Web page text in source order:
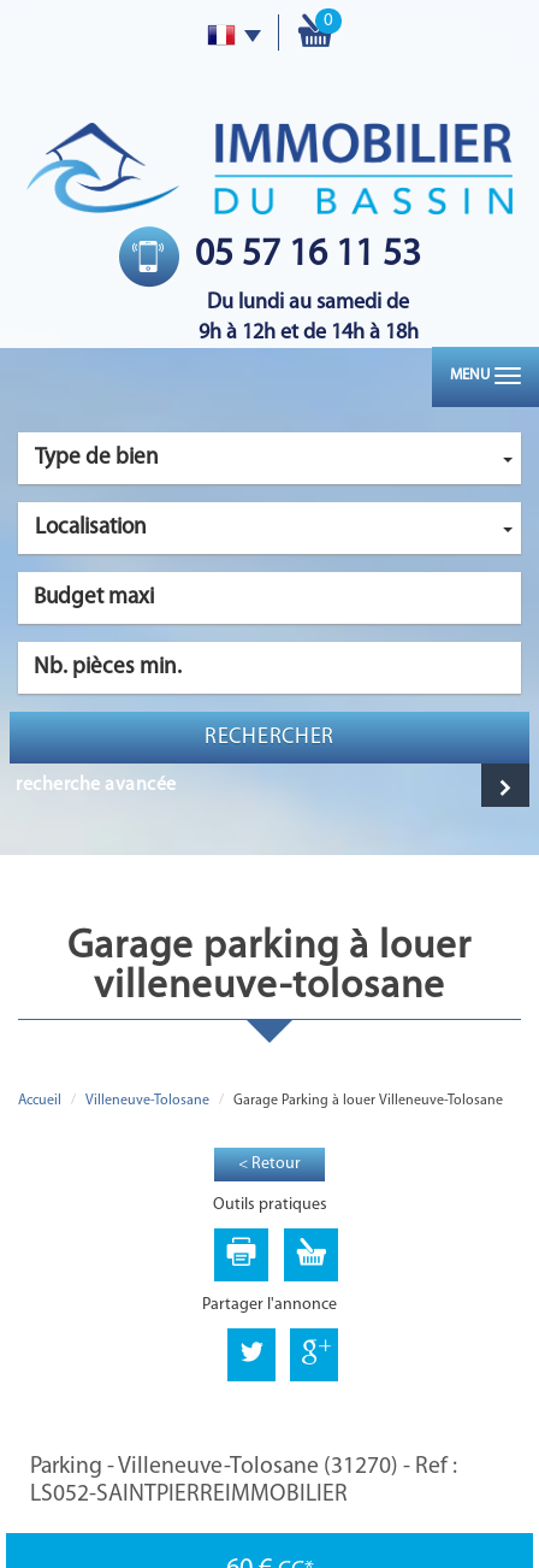
05 57 16 11 53
Du lundi au samedi de
9h à 12h et de 14h à 18h
0
MENU
Type de bien
Localisation
RECHERCHER
recherche avancée
garage parking à louer
villeneuve-tolosane
Accueil Villeneuve-Tolosane Garage Parking à louer Villeneuve-Tolosane
< Retour
Outils pratiques
Partager l'annonce
Parking - Villeneuve-Tolosane (31270) - Ref :
LS052-SAINTPIERREIMMOBILIER